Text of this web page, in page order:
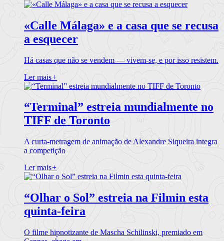
«Calle Málaga» e a casa que se recusa
a esquecer
Há casas que não se vendem — vivem-se, e por isso resistem.
Ler mais+
“Terminal” estreia mundialmente no
TIFF de Toronto
A curta-metragem de animação de Alexandre Siqueira integra
a competição
Ler mais+
“Olhar o Sol” estreia na Filmin esta
quinta-feira
O filme hipnotizante de Mascha Schilinski, premiado em